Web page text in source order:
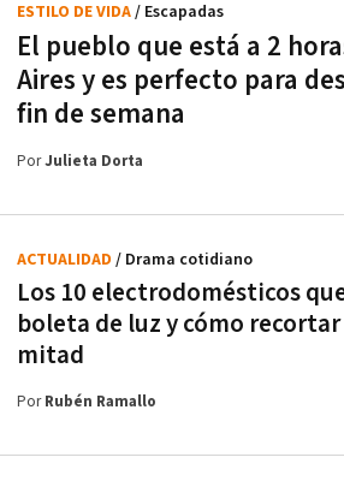
El pueblo que está a 2
Aires y es perfecto para
fin de semana
ESTILO DE VIDA/ Escapadas
PorJulieta Dorta
Los 10 electrodomésticos
boleta de luz y cómo
mitad
ACTUALIDAD / Drama cotidiano
PorRubén Ramallo